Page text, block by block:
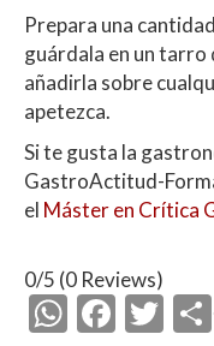
Prepara una
guárdala en un tarro
añadirla sobre
apetezca.
Si te gusta la
GastroActitud-
el Máster en Crítica
0/5 (0 Reviews)
W F
T